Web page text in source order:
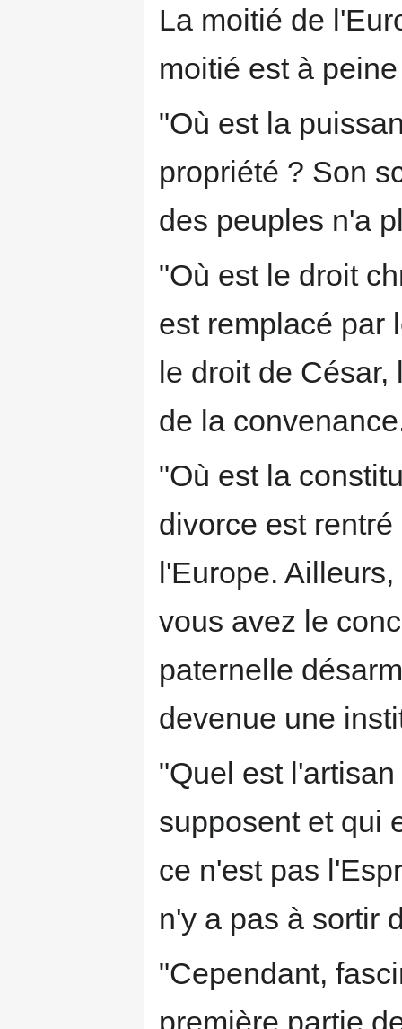
La moitié de
moitié est à
"Où est la
propriété ? Son
des peuples n'a
"Où est le droit
est remplacé par
le droit de
de la
"Où est la
divorce est
l'Europe.
vous avez le
paternelle
devenue une
"Quel est
supposent et qui
ce n'est pas
n'y a pas à sortir
"Cependant,